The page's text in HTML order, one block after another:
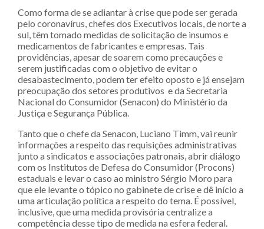
Como forma de se adiantar à crise que pode ser gerada
pelo coronavírus, chefes dos Executivos locais, de norte a
sul, têm tomado medidas de solicitação de insumos e
medicamentos de fabricantes e empresas. Tais
providências, apesar de soarem como precauções e
serem justificadas com o objetivo de evitar o
desabastecimento, podem ter efeito oposto e já ensejam
preocupação dos setores produtivos e da Secretaria
Nacional do Consumidor (Senacon) do Ministério da
Justiça e Segurança Pública.
Tanto que o chefe da Senacon, Luciano Timm, vai reunir
informações a respeito das requisições administrativas
junto a sindicatos e associações patronais, abrir diálogo
com os Institutos de Defesa do Consumidor (Procons)
estaduais e levar o caso ao ministro Sérgio Moro para
que ele levante o tópico no gabinete de crise e dê início a
uma articulação política a respeito do tema. É possível,
inclusive, que uma medida provisória centralize a
competência desse tipo de medida na esfera federal.